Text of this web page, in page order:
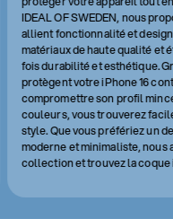
IDEAL OF SWEDEN, nous
allient fonctionnalité et
matériaux de haute qualité et
fois durabilité et esthétique.
protègent votre iPhone 16
compromettre son profil
couleurs, vous trouverez
style. Que vous préfériez un
moderne et minimaliste, nous
collection et trouvez la coque